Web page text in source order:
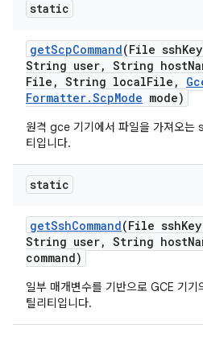
static
getScpCommand(File sshKey
String user, String host
File , String localFile ,
Formatter.ScpMode mode)
원격 gce 기기에서 파일을 가져오는
티입니다.
static
getSshCommand(File sshKey
String user, String host
command)
일부 매개변수를 기반으로 GCE 기
틸리티입니다.